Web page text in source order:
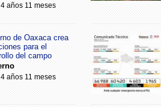
años 11 meses
de Oaxaca crea
para el
del campo
años 11 meses